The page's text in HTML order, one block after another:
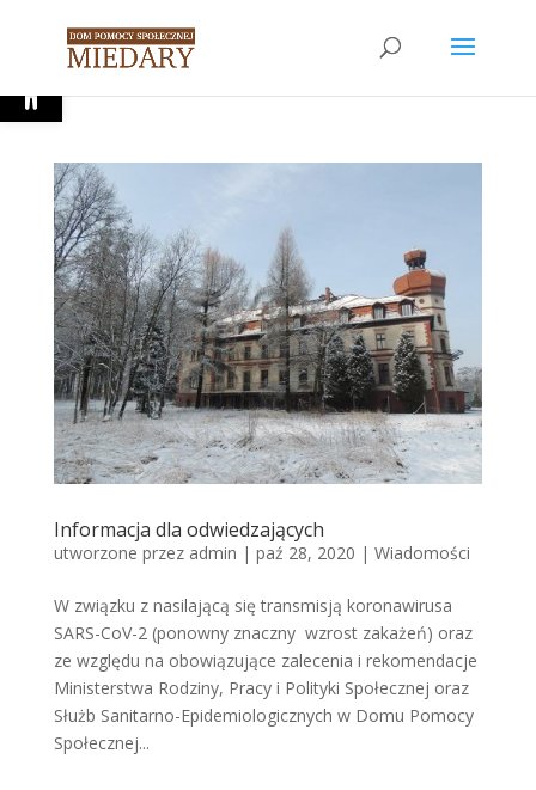
Open toolbar
Informacja dla odwiedzających
utworzone przez admin | paź 28, 2020 | Wiadomości
W związku z nasilającą się transmisją koronawirusa
SARS-CoV-2 (ponowny znaczny wzrost zakażeń) oraz
ze względu na obowiązujące zalecenia i rekomendacje
Ministerstwa Rodziny, Pracy i Polityki Społecznej oraz
Służb Sanitarno-Epidemiologicznych w Domu Pomocy
Społecznej...